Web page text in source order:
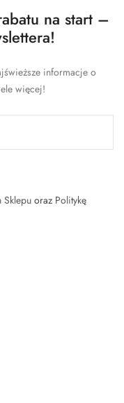
na start –
informacje o
więcej!
Sklepu oraz Politykę